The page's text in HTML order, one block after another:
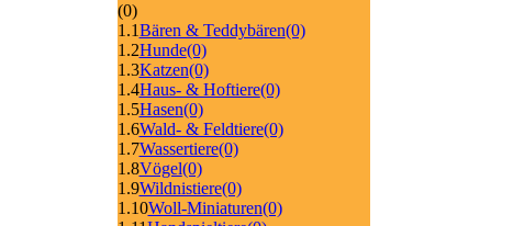
(0)
1.1Bären & Teddybären(0)
1.2Hunde(0)
1.3Katzen(0)
1.4Haus- & Hoftiere(0)
1.5Hasen(0)
1.6Wald- & Feldtiere(0)
1.7Wassertiere(0)
1.8Vögel(0)
1.9Wildnistiere(0)
1.10Woll-Miniaturen(0)